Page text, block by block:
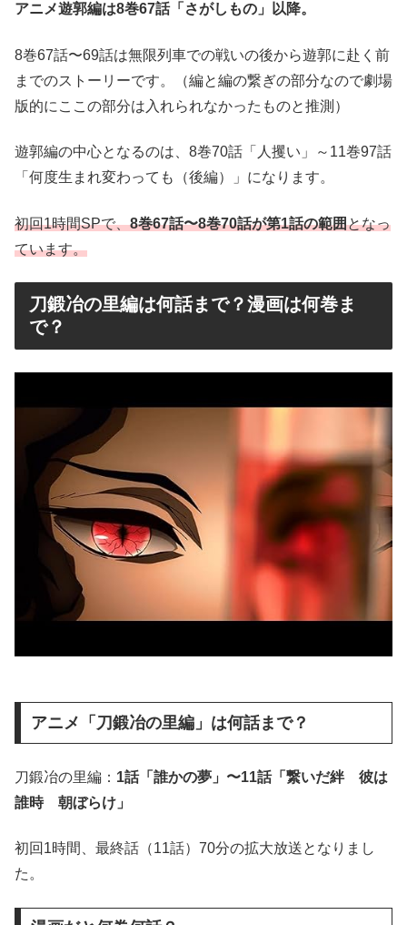
アニメ遊郭編は8巻67話「さがしもの」以降。
8巻67話〜69話は無限列車での戦いの後から遊郭に赴く前
までのストーリーです。（編と編の繋ぎの部分なので劇場
版的にここの部分は入れられなかったものと推測）
遊郭編の中心となるのは、8巻70話「人攫い」～11巻97話
「何度生まれ変わっても（後編）」になります。
初回1時間SPで、8巻67話〜8巻70話が第1話の範囲となっ
ています。
刀鍛冶の里編は何話まで？漫画は何巻ま
で？
アニメ「刀鍛冶の里編」は何話まで？
刀鍛冶の里編： 1話「誰かの夢」〜11話「繋いだ絆 彼は
誰時 朝ぼらけ」
初回1時間、最終話（11話）70分の拡大放送となりまし
た。